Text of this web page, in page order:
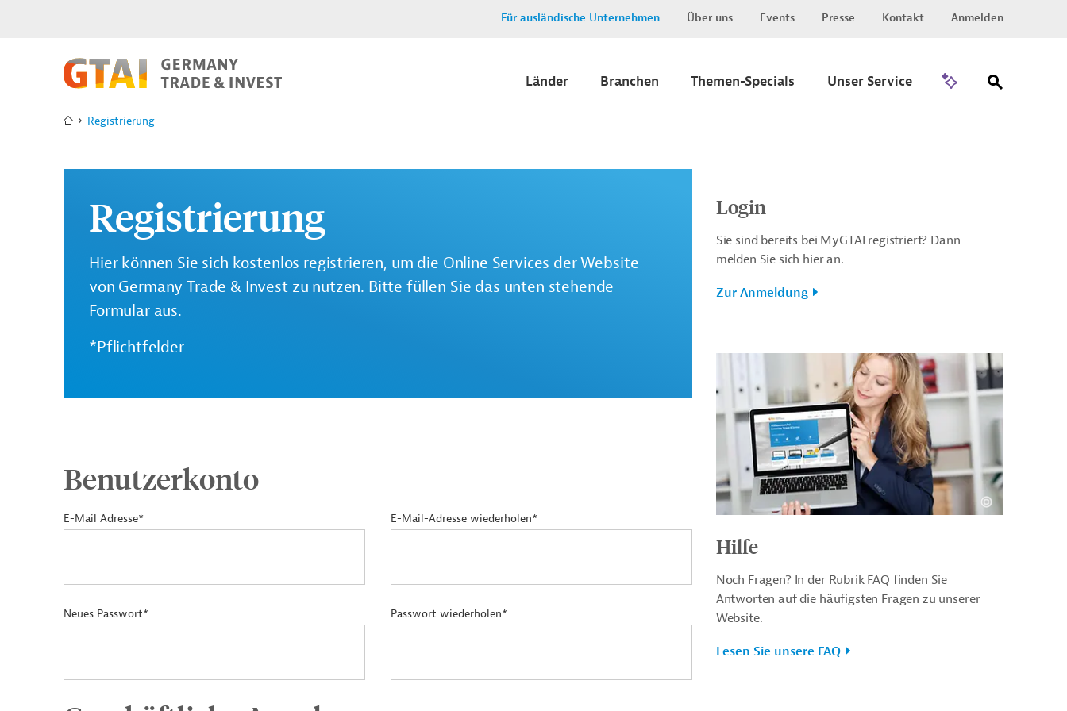
Für ausländische Unternehmen Über uns Events Presse Kontakt Anmelden
Länder Branchen Themen-Specials Unser Service
Registrierung
Registrierung
Hier können Sie sich kostenlos registrieren, um die Online Services der Website
von Germany Trade & Invest zu nutzen. Bitte füllen Sie das unten stehende
Formular aus.
*Pflichtfelder
Benutzerkonto
E-Mail Adresse* E-Mail-Adresse wiederholen*
Neues Passwort* Passwort wiederholen*
Login
Sie sind bereits bei MyGTAI registriert? Dann
melden Sie sich hier an.
Zur Anmeldung
Hilfe
Noch Fragen? In der Rubrik FAQ finden Sie
Antworten auf die häufigsten Fragen zu unserer
Website.
Lesen Sie unsere FAQ